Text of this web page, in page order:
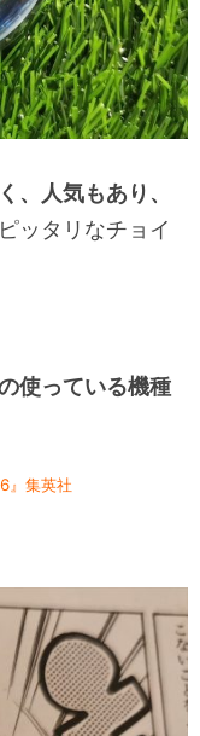
、人気もあり、
ッタリなチョイ
使っている機種
』集英社